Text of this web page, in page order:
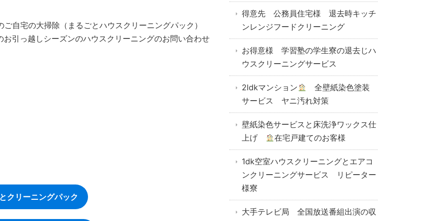
自宅の大掃除（まるごとハウスクリーニングパック）
引っ越しシーズンのハウスクリーニングのお問い合わせ
クリーニングパック
得意先 公務員住宅様 退去時キッチ
ンレンジフードクリーニング
お得意様 学習塾の学生寮の退去じハ
ウスクリーニングサービス
2ldkマンション
全壁紙染色塗装
サービス ヤニ汚れ対策
壁紙染色サービスと床洗浄ワックス仕
上げ
在宅戸建てのお客様
1dk空室ハウスクリーニングとエアコ
ンクリーニングサービス リピーター
様寮
大手テレビ局 全国放送番組出演の収